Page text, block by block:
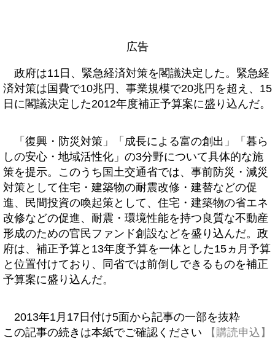
広告
政府は11日、緊急経済対策を閣議決定した。緊急経
済対策は国費で10兆円、事業規模で20兆円を超え、15
日に閣議決定した2012年度補正予算案に盛り込んだ。
「復興・防災対策」「成長による富の創出」「暮ら
しの安心・地域活性化」の3分野について具体的な施
策を提示。このうち国土交通省では、事前防災・減災
対策として住宅・建築物の耐震改修・建替などの促
進、民間投資の喚起策として、住宅・建築物の省エネ
改修などの促進、耐震・環境性能を持つ良質な不動産
形成のための官民ファンド創設などを盛り込んだ。政
府は、補正予算と13年度予算を一体とした15ヵ月予算
と位置付けており、同省では前倒しできるものを補正
予算案に盛り込んだ。
2013年1月17日付け5面から記事の一部を抜粋
この記事の続きは本紙でご確認ください
【購読申込】